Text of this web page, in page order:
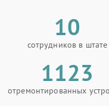
10
сотрудников в штате
1123
отремонтированных